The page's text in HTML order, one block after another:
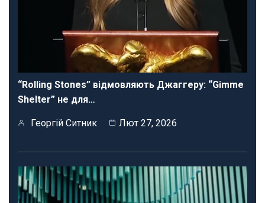
“Rolling Stones” відмовляють Джаггеру: “Gimme
Shelter” не для…
Георгій Ситник Лют 27, 2026